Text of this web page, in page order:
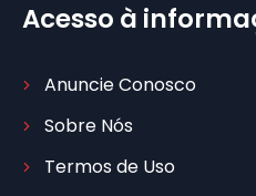
Acesso à
Anuncie Conosco
Sobre Nós
Termos de Uso